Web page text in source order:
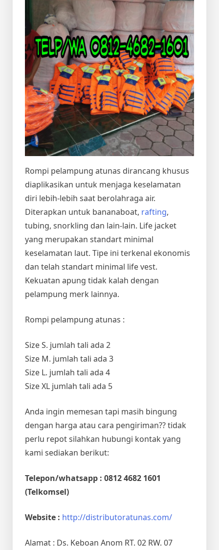
Rompi pelampung atunas dirancang khusus
diaplikasikan untuk menjaga keselamatan
diri lebih-lebih saat berolahraga air.
Diterapkan untuk bananaboat, rafting,
tubing, snorkling dan lain-lain. Life jacket
yang merupakan standart minimal
keselamatan laut. Tipe ini terkenal ekonomis
dan telah standart minimal life vest.
Kekuatan apung tidak kalah dengan
pelampung merk lainnya.
Rompi pelampung atunas :
Size S. jumlah tali ada 2
Size M. jumlah tali ada 3
Size L. jumlah tali ada 4
Size XL jumlah tali ada 5
Anda ingin memesan tapi masih bingung
dengan harga atau cara pengiriman?? tidak
perlu repot silahkan hubungi kontak yang
kami sediakan berikut:
Telepon/whatsapp : 0812 4682 1601
(Telkomsel)
Website : http://distributoratunas.com/
Alamat : Ds. Keboan Anom RT. 02 RW. 07